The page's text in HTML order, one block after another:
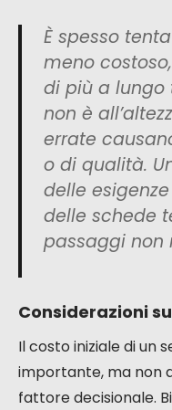
È spesso
meno
di più a lungo
non è
errate
o di qualità.
delle
delle schede
passaggi non
Considerazioni
Il costo iniziale di un
importante, ma non
fattore decisionale.